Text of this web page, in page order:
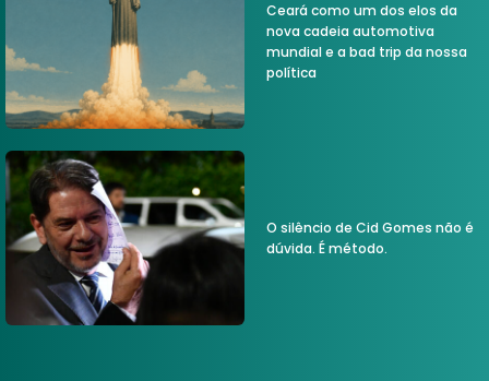
Ceará como um dos elos da
nova cadeia automotiva
mundial e a bad trip da nossa
política
O silêncio de Cid Gomes não é
dúvida. É método.